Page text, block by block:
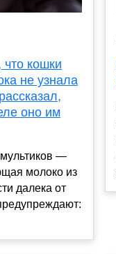
кошки
не узнала
оно им
—
молоко из
далека от